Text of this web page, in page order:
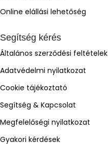
Online elállási lehetőség
Segítség kérés
Általános szerződési feltételek
Adatvédelmi nyilatkozat
Cookie tájékoztató
Segítség & Kapcsolat
Megfelelőségi nyilatkozat
Gyakori kérdések